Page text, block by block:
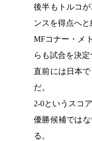
後半もトルコ
ンスを得点へと
MFコナー・メ
らも試合を決定
直前には日本
だ。
2-0というスコ
優勝候補では
る。